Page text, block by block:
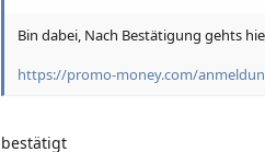
Bin dabei, Nach Bestätigung gehts
https://promo-money.com/
bestätigt